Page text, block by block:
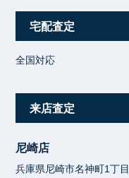
宅配査定
全国対応
来店査定
尼崎店
兵庫県尼崎市名神町1丁